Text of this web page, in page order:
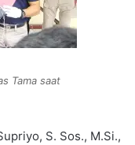
Tama saat
S. Sos., M.Si.,